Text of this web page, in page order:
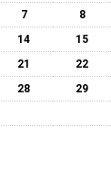
7
8
14
15
21
22
28
29